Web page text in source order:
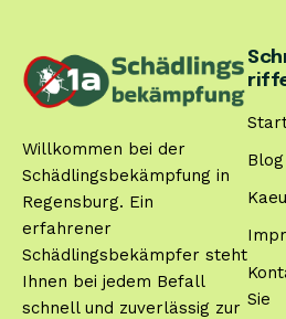
Willkommen bei der
Schädlingsbekämpfung in
Regensburg. Ein
erfahrener
Schädlingsbekämpfer steht
Ihnen bei jedem Befall
schnell und zuverlässig zur
Blog
Sie